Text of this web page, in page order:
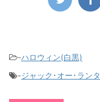
-ハロウィン(白黒)
-ジャック･オー･ラン